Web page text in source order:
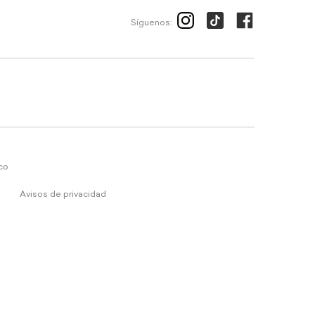
Síguenos:
Avisos de privacidad